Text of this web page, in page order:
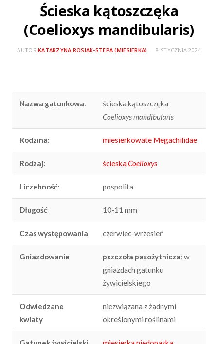
Ścieska kątoszczęka
(Coelioxys mandibularis)
AUTOR KATARZYNA ROSIAK-STEPA (MIESIERKA) 8 STYCZNIA 2024
Nazwa gatunkowa:
ścieska kątoszczęka
Coelioxys mandibularis
Rodzina: miesierkowate Megachilidae
Rodzaj: ścieskaCoelioxys
Liczebność: pospolita
Długość 10-11 mm
Czas występowania czerwiec-wrzesień
Gniazdowanie pszczoła pasożytnicza; w
gniazdach gatunku
żywicielskiego
Odwiedzane
kwiaty
niezwiązana z żadnymi
określonymi roślinami